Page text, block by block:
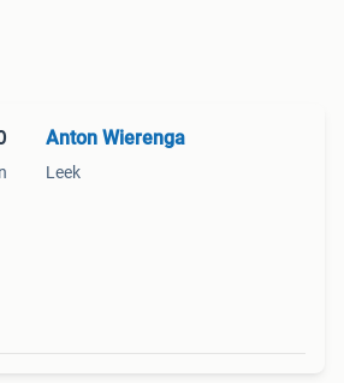
Anton Wierenga
Leek